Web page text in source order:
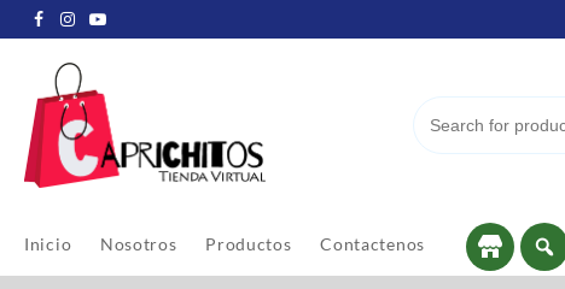
Inicio Nosotros Productos Contactenos